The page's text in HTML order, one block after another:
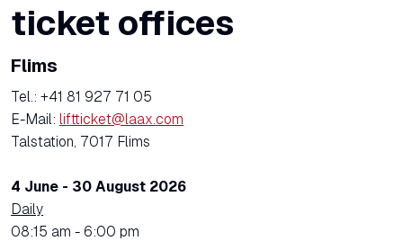
ticket offices
Flims
Tel.: +41 81 927 71 05
E-Mail: liftticket@laax.com
Talstation, 7017 Flims
4 June - 30 August 2026
Daily
08:15 am - 6:00 pm